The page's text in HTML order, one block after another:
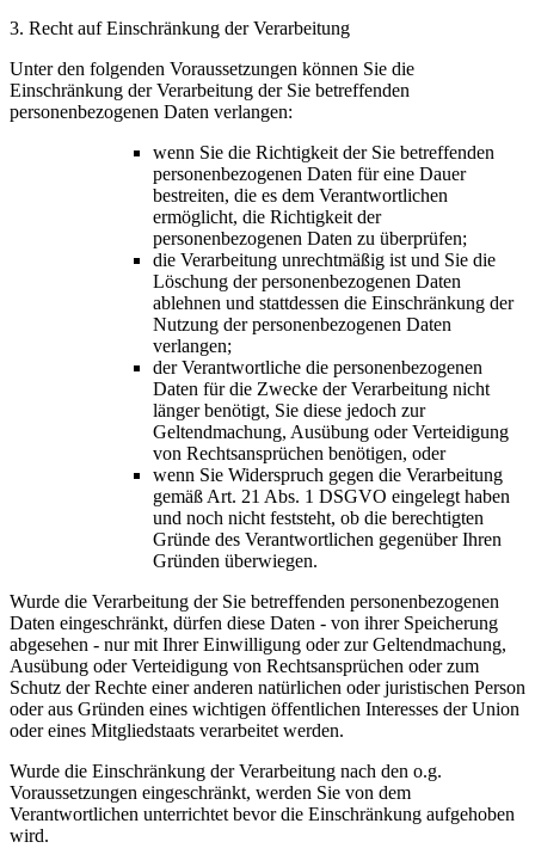
3. Recht auf Einschränkung der Verarbeitung
Unter den folgenden Voraussetzungen können Sie die
Einschränkung der Verarbeitung der Sie betreffenden
personenbezogenen Daten verlangen:
wenn Sie die Richtigkeit der Sie betreffenden
personenbezogenen Daten für eine Dauer
bestreiten, die es dem Verantwortlichen
ermöglicht, die Richtigkeit der
personenbezogenen Daten zu überprüfen;
die Verarbeitung unrechtmäßig ist und Sie die
Löschung der personenbezogenen Daten
ablehnen und stattdessen die Einschränkung der
Nutzung der personenbezogenen Daten
verlangen;
der Verantwortliche die personenbezogenen
Daten für die Zwecke der Verarbeitung nicht
länger benötigt, Sie diese jedoch zur
Geltendmachung, Ausübung oder Verteidigung
von Rechtsansprüchen benötigen, oder
wenn Sie Widerspruch gegen die Verarbeitung
gemäß Art. 21 Abs. 1 DSGVO eingelegt haben
und noch nicht feststeht, ob die berechtigten
Gründe des Verantwortlichen gegenüber Ihren
Gründen überwiegen.
Wurde die Verarbeitung der Sie betreffenden personenbezogenen
Daten eingeschränkt, dürfen diese Daten - von ihrer Speicherung
abgesehen - nur mit Ihrer Einwilligung oder zur Geltendmachung,
Ausübung oder Verteidigung von Rechtsansprüchen oder zum
Schutz der Rechte einer anderen natürlichen oder juristischen Person
oder aus Gründen eines wichtigen öffentlichen Interesses der Union
oder eines Mitgliedstaats verarbeitet werden.
Wurde die Einschränkung der Verarbeitung nach den o.g.
Voraussetzungen eingeschränkt, werden Sie von dem
Verantwortlichen unterrichtet bevor die Einschränkung aufgehoben
wird.